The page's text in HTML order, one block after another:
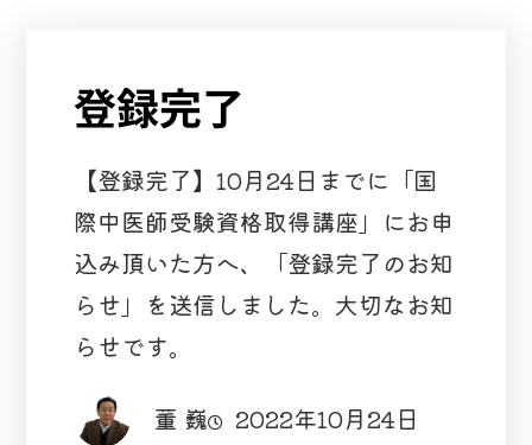
登録完了
【登録完了】10月24日までに「国
際中医師受験資格取得講座」にお申
込み頂いた方へ、「登録完了のお知
らせ」を送信しました。大切なお知
らせです。
董 巍 2022年10月24日